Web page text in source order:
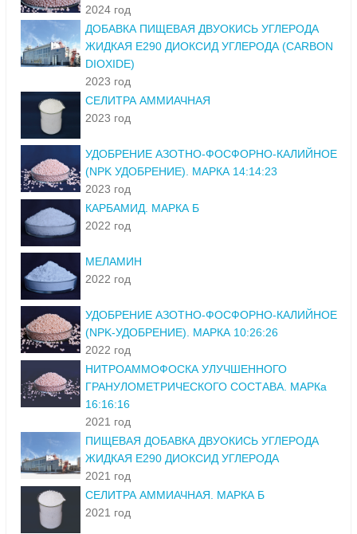
2024 год
ДОБАВКА ПИЩЕВАЯ ДВУОКИСЬ УГЛЕРОДА
ЖИДКАЯ Е290 ДИОКСИД УГЛЕРОДА (CARBON
DIOXIDE)
2023 год
СЕЛИТРА АММИАЧНАЯ
2023 год
УДОБРЕНИЕ АЗОТНО-ФОСФОРНО-КАЛИЙНОЕ
(NPK УДОБРЕНИЕ). МАРКА 14:14:23
2023 год
КАРБАМИД. МАРКА Б
2022 год
МЕЛАМИН
2022 год
УДОБРЕНИЕ АЗОТНО-ФОСФОРНО-КАЛИЙНОЕ
(NPK-УДОБРЕНИЕ). МАРКА 10:26:26
2022 год
НИТРОАММОФОСКА УЛУЧШЕННОГО
ГРАНУЛОМЕТРИЧЕСКОГО СОСТАВА. МАРКа
16:16:16
2021 год
ПИЩЕВАЯ ДОБАВКА ДВУОКИСЬ УГЛЕРОДА
ЖИДКАЯ Е290 ДИОКСИД УГЛЕРОДА
2021 год
СЕЛИТРА АММИАЧНАЯ. МАРКА Б
2021 год